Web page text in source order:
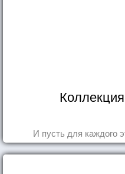
И пусть для каждого